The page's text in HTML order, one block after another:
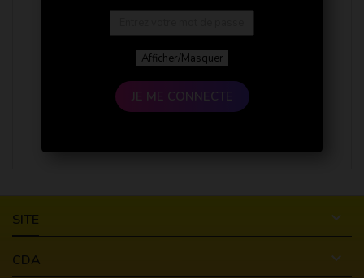
Afficher/Masquer
JE ME CONNECTE
SITE 
CDA 